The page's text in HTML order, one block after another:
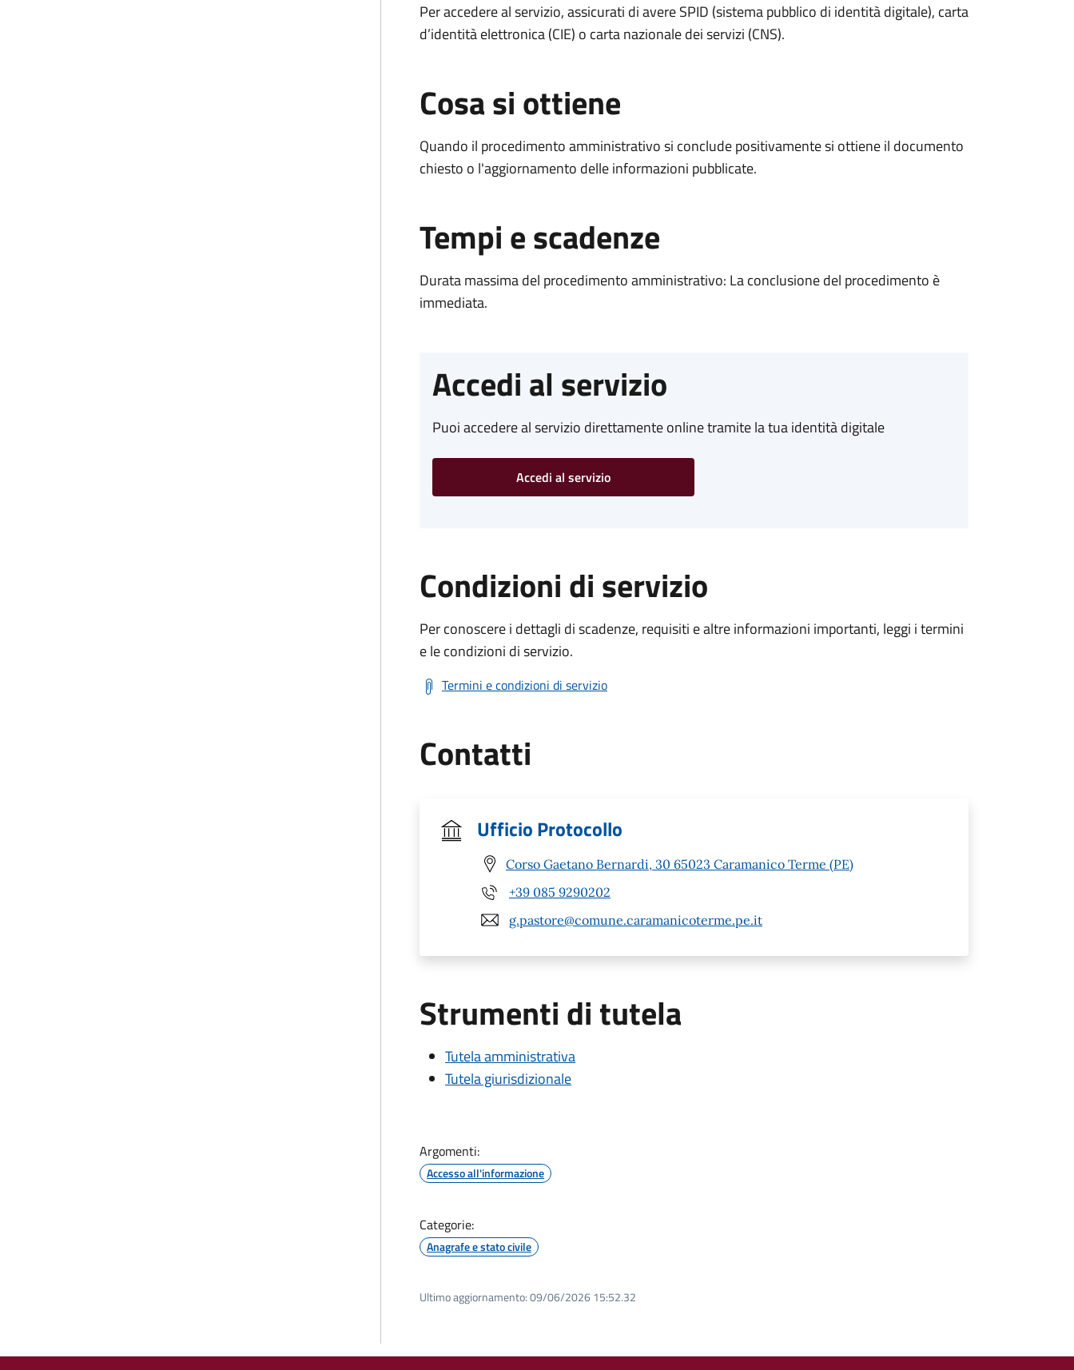
Per accedere al servizio, assicurati di avere SPID (sistema pubblico di identità digitale), carta
d’identità elettronica (CIE) o carta nazionale dei servizi (CNS).
Cosa si ottiene
Quando il procedimento amministrativo si conclude positivamente si ottiene il documento
chiesto o l'aggiornamento delle informazioni pubblicate.
Tempi e scadenze
Durata massima del procedimento amministrativo: La conclusione del procedimento è
immediata.
Accedi al servizio
Puoi accedere al servizio direttamente online tramite la tua identità digitale
Accedi al servizio
Condizioni di servizio
Per conoscere i dettagli di scadenze, requisiti e altre informazioni importanti, leggi i termini
e le condizioni di servizio.
Termini e condizioni di servizio
Contatti
Ufficio Protocollo
Corso Gaetano Bernardi, 30 65023 Caramanico Terme (PE)
+39 085 9290202
g.pastore@comune.caramanicoterme.pe.it
Strumenti di tutela
Tutela amministrativa
Tutela giurisdizionale
Argomenti:
Accesso all'informazione
Categorie:
Anagrafe e stato civile
Ultimo aggiornamento:09/06/2026 15:52.32